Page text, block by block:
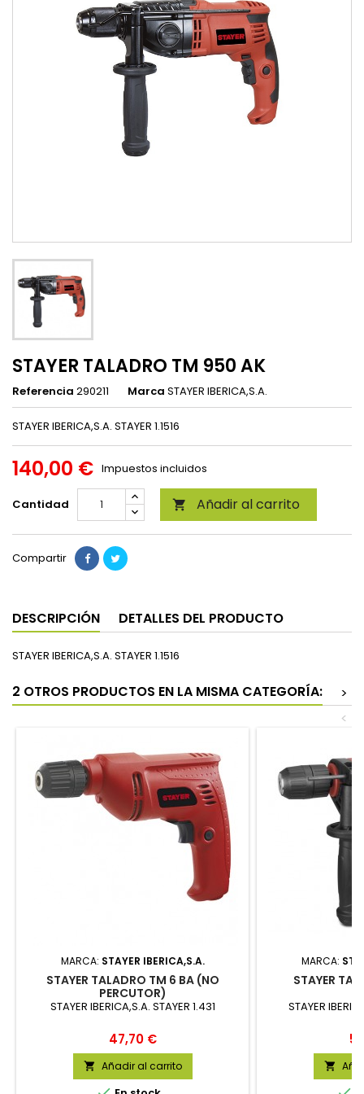
STAYER TALADRO TM 950 AK
Referencia 290211 Marca STAYER IBERICA,S.A.
STAYER IBERICA,S.A. STAYER 1.1516
140,00 € Impuestos incluidos
Cantidad  Añadir al carrito
Compartir
DESCRIPCIÓN DETALLES DEL PRODUCTO
STAYER IBERICA,S.A. STAYER 1.1516
2 OTROS PRODUCTOS EN LA MISMA CATEGORÍA:
>
<
MARCA: STAYER IBERICA,S.A.
STAYER TALADRO TM 6 BA (NO
PERCUTOR)
STAYER IBERICA,S.A. STAYER 1.431
Precio
47,70 €
 Añadir al carrito
MARCA:
STAYER
STAYER
